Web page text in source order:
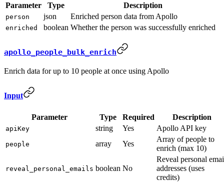
Parameter Type Description
person json Enriched person data from Apollo
enriched boolean Whether the person was successfully enriched
apollo_people_bulk_enrich
Enrich data for up to 10 people at once using Apollo
Input
Parameter Type Required Description
apiKey string Yes Apollo API key
people array Yes
Array of people to
enrich (max 10)
reveal_personal_emails boolean No
Reveal personal
addresses (uses
credits)